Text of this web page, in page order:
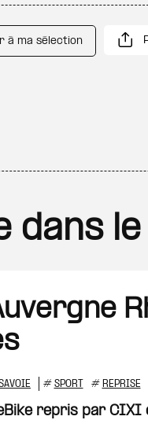
à ma sélection
dans
# SPORT # REPRISE
repris par CIXI